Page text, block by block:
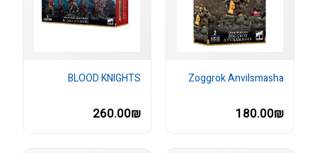
Zoggrok Anvilsmasha
180.00₪
BLOOD KNIGHTS
260.00₪